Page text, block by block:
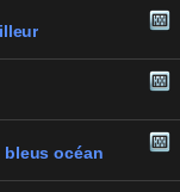
bleus océan